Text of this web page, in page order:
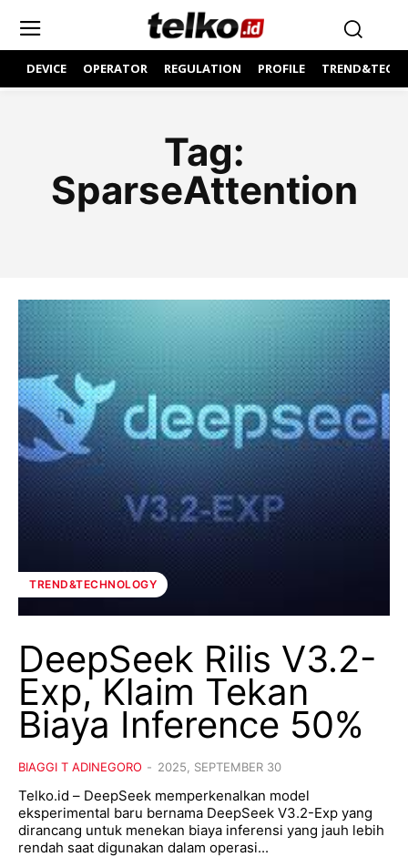
DEVICE OPERATOR REGULATION PROFILE
Tag:
SparseAttention
TREND&TECHNOLOGY
DeepSeek Rilis V3.2-
Exp, Klaim Tekan
Biaya Inference 50%
BIAGGI T ADINEGORO - 2025, SEPTEMBER 30
Telko.id – DeepSeek memperkenalkan model
eksperimental baru bernama DeepSeek V3.2-Exp yang
dirancang untuk menekan biaya inferensi yang jauh lebih
rendah saat digunakan dalam operasi...